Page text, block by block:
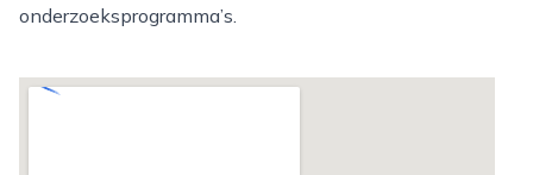
onderzoeksprogramma’s.